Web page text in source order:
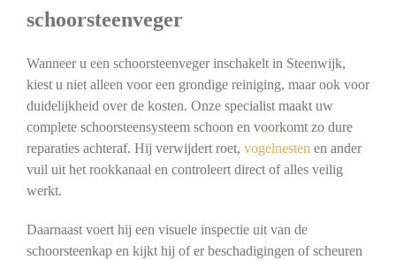
schoorsteenveger
Wanneer u een schoorsteenveger inschakelt in Steenwijk,
kiest u niet alleen voor een grondige reiniging, maar ook voor
duidelijkheid over de kosten. Onze specialist maakt uw
complete schoorsteensysteem schoon en voorkomt zo dure
reparaties achteraf. Hij verwijdert roet, vogelnesten en ander
vuil uit het rookkanaal en controleert direct of alles veilig
werkt.
Daarnaast voert hij een visuele inspectie uit van de
schoorsteenkap en kijkt hij of er beschadigingen of scheuren